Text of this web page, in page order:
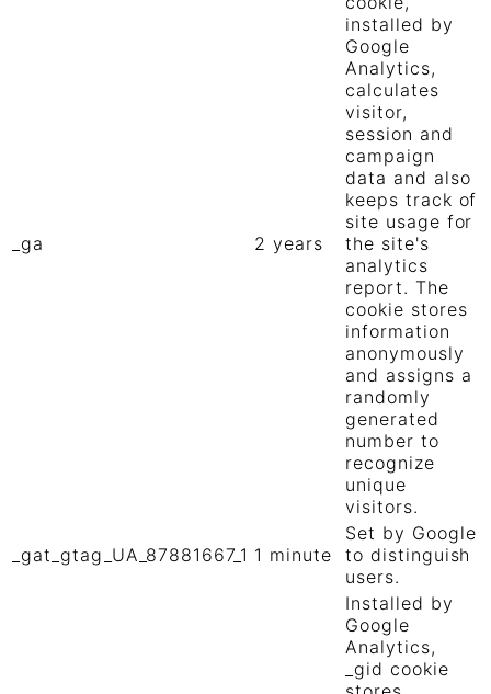
_ga 2 years
installed by
Google
Analytics,
calculates
visitor,
session and
campaign
data and also
keeps track of
site usage for
the site's
analytics
report. The
cookie stores
information
anonymously
and assigns a
randomly
generated
number to
recognize
unique
visitors.
_gat_gtag_UA_87881667_1 1 minute
Set by Google
to distinguish
users.
Installed by
Google
Analytics,
_gid cookie